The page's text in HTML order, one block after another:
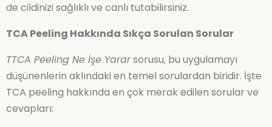
de cildinizi sağlıklı ve canlı tutabilirsiniz.
TCA Peeling Hakkında Sıkça Sorulan Sorular
TTCA Peeling Ne İşe Yararsorusu, bu uygulamayı
düşünenlerin aklındaki en temel sorulardan biridir. İşte
TCA peeling hakkında en çok merak edilen sorular ve
cevapları: